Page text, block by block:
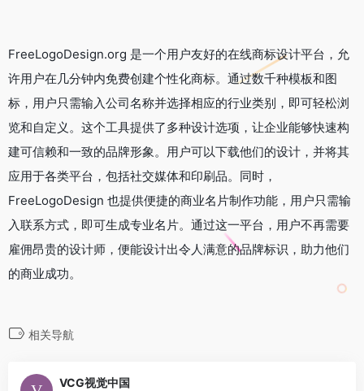
FreeLogoDesign.org 是一个用户友好的在线商标设计平台，允
许用户在几分钟内免费创建个性化商标。通过数千种模板和图
标，用户只需输入公司名称并选择相应的行业类别，即可轻松浏
览和自定义。这个工具提供了多种设计选项，让企业能够快速构
建可信赖和一致的品牌形象。用户可以下载他们的设计，并将其
应用于各类平台，包括社交媒体和印刷品。同时，
FreeLogoDesign 也提供便捷的商业名片制作功能，用户只需输
入联系方式，即可生成专业名片。通过这一平台，用户不再需要
雇佣昂贵的设计师，便能设计出令人满意的品牌标识，助力他们
的商业成功。
相关导航
VCG视觉中国